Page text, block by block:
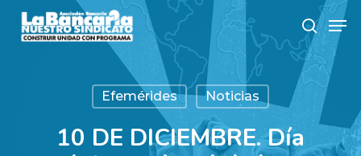
main
search
Efemérides Noticias
10 DE DICIEMBRE. Día